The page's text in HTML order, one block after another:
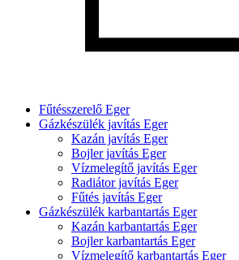
Fűtésszerelő Eger
Gázkészülék javítás Eger
Kazán javítás Eger
Bojler javítás Eger
Vízmelegítő javítás Eger
Radiátor javítás Eger
Fűtés javítás Eger
Gázkészülék karbantartás Eger
Kazán karbantartás Eger
Bojler karbantartás Eger
Vízmelegítő karbantartás Eger